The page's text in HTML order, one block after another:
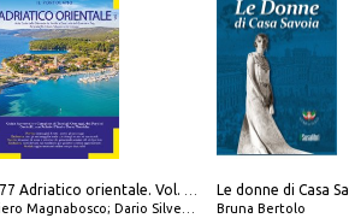
Magnabosco; Dario Silvestro; Marco Sbrizzi
Le donne di Casa
Bruna Bertolo